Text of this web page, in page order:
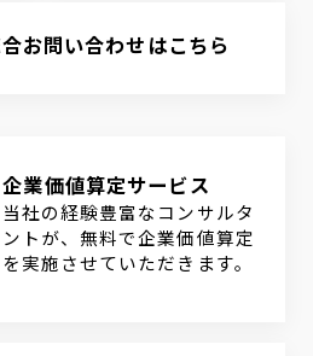
お問い合わせはこちら
企業価値算定サービス
当社の経験豊富なコンサルタ
ントが、無料で企業価値算定
を実施させていただきます。